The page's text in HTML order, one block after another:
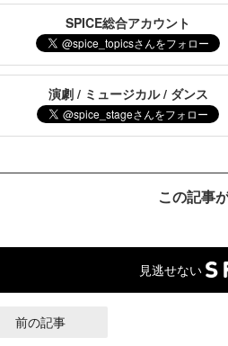
SPICE総合アカウント
演劇 / ミュージカル / ダンス
この記事
見逃せない
前の記事